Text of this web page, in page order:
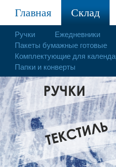
Главная Склад
Ручки Ежедневники
Пакеты бумажные готовые
Комплектующие для
Папки и конверты